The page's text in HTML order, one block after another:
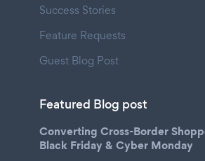
Success Stories
Feature Requests
Guest Blog Post
Featured Blog post
Converting Cross-Border
Black Friday & Cyber Monday